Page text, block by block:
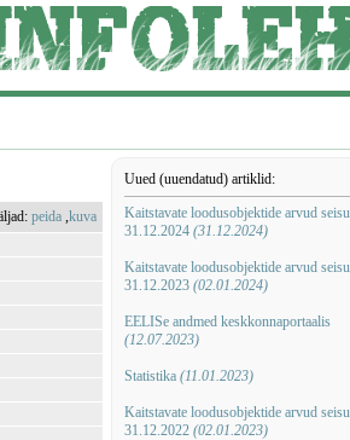
Uued (uuendatud) artiklid:
Kaitstavate loodusobjektide arvud
31.12.2024 (31.12.2024)
Kaitstavate loodusobjektide arvud
31.12.2023 (02.01.2024)
EELISe andmed keskkonnaportaalis
(12.07.2023)
Statistika (11.01.2023)
Kaitstavate loodusobjektide arvud
31.12.2022 (02.01.2023)
peida ,kuva